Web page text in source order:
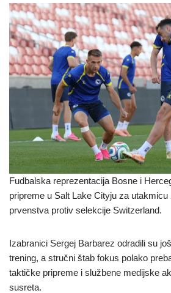
Fudbalska reprezentacija Bosne i
pripreme u Salt Lake Cityju za
prvenstva protiv selekcije Switzerland.
Izabranici Sergej Barbarez odradili su
trening, a stručni štab fokus polako
taktičke pripreme i službene medijske
susreta.